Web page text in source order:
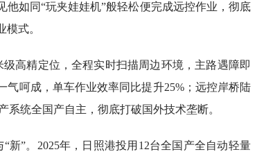
如同“玩夹娃娃机”般轻松便完成远控作业，彻底
式。
高精定位，全程实时扫描周边环境，主路遇障即
气呵成，单车作业效率同比提升25%；远控岸桥陆
系统全国产自主，彻底打破国外技术垄断。
新”。2025年，日照港投用12台全国产全自动轻量